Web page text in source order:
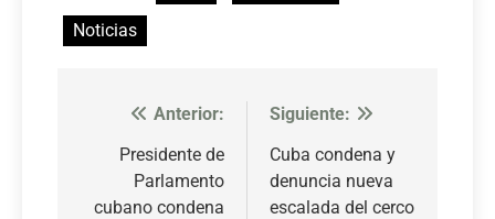
Noticias
Navegación
entradas
Anterior:
Presidente de
Parlamento
cubano condena
Siguiente:
Cuba condena y
denuncia nueva
escalada del cerco